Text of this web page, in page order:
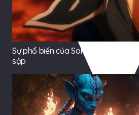
Sự phổ biến của Solo Leveling
sập